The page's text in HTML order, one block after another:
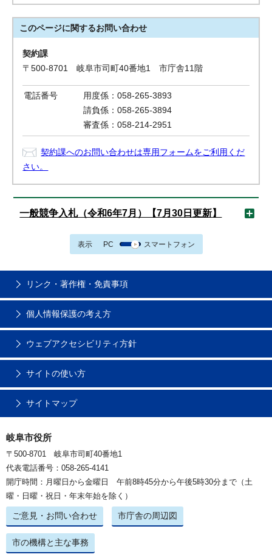
このページに関するお問い合わせ
契約課
〒500-8701 岐阜市司町40番地1 市庁舎11階
電話番号
用度係：058-265-3893
請負係：058-265-3894
審査係：058-214-2951
契約課へのお問い合わせは専用フォームをご利用くだ
さい。
一般競争入札（令和6年7月）【7月30日更新】
表示 PC スマートフォン
リンク・著作権・免責事項
個人情報保護の考え方
ウェブアクセシビリティ方針
サイトの使い方
サイトマップ
岐阜市役所
〒500-8701 岐阜市司町40番地1
代表電話番号：058-265-4141
開庁時間：月曜日から金曜日 午前8時45分から午後5時30分まで（土
曜・日曜・祝日・年末年始を除く）
ご意見・お問い合わせ 市庁舎の周辺図
市の機構と主な事務